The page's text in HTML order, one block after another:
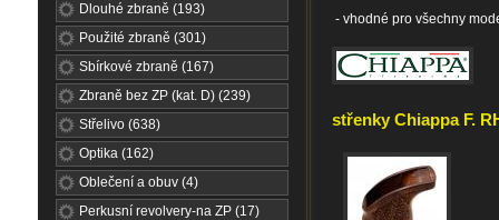
Dlouhé zbraně (193)
Použité zbraně (301)
Sbírkové zbraně (167)
Zbraně bez ZP (kat. D) (239)
Střelivo (638)
Optika (162)
Oblečení a obuv (4)
Perkusní revolvery-na ZP (17)
- vhodné pro všechny
střenky Chiappa F.